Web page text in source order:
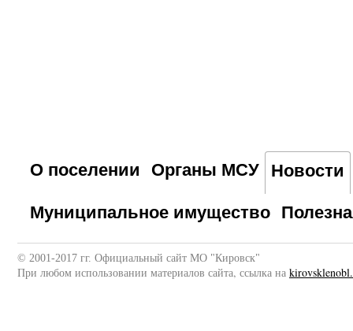
О поселении Органы МСУ Новости
Муниципальное имущество
© 2001-2017 гг. Официальный сайт МО "Кировск"
При любом использовании материалов сайта, ссылка на